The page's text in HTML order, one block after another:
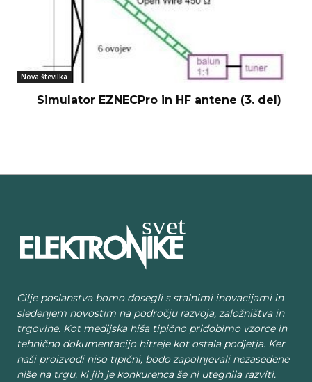
Nova številka
Simulator EZNECPro in HF antene (3. del)
Cilje poslanstva bomo dosegli s stalnimi inovacijami in
sledenjem novostim na področju razvoja, založništva in
trgovine. Kot medijska hiša tipično pridobimo vzorce in
tehnično dokumentacijo hitreje kot ostala podjetja. Ker
naši proizvodi niso tipični, bodo zapolnjevali nezasedene
niše na trgu, ki jih je konkurenca še ni utegnila razviti.